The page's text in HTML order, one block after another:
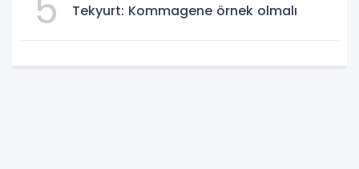
Tekyurt: Kommagene örnek olmalı